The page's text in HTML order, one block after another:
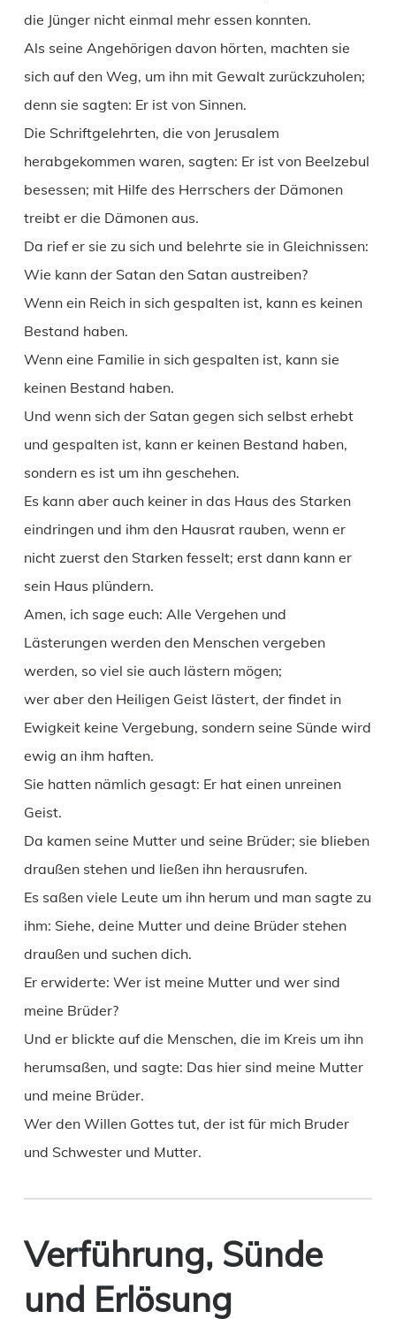
die Jünger nicht einmal mehr essen konnten.
Als seine Angehörigen davon hörten, machten sie
sich auf den Weg, um ihn mit Gewalt zurückzuholen;
denn sie sagten: Er ist von Sinnen.
Die Schriftgelehrten, die von Jerusalem
herabgekommen waren, sagten: Er ist von Beelzebul
besessen; mit Hilfe des Herrschers der Dämonen
treibt er die Dämonen aus.
Da rief er sie zu sich und belehrte sie in Gleichnissen:
Wie kann der Satan den Satan austreiben?
Wenn ein Reich in sich gespalten ist, kann es keinen
Bestand haben.
Wenn eine Familie in sich gespalten ist, kann sie
keinen Bestand haben.
Und wenn sich der Satan gegen sich selbst erhebt
und gespalten ist, kann er keinen Bestand haben,
sondern es ist um ihn geschehen.
Es kann aber auch keiner in das Haus des Starken
eindringen und ihm den Hausrat rauben, wenn er
nicht zuerst den Starken fesselt; erst dann kann er
sein Haus plündern.
Amen, ich sage euch: Alle Vergehen und
Lästerungen werden den Menschen vergeben
werden, so viel sie auch lästern mögen;
wer aber den Heiligen Geist lästert, der findet in
Ewigkeit keine Vergebung, sondern seine Sünde wird
ewig an ihm haften.
Sie hatten nämlich gesagt: Er hat einen unreinen
Geist.
Da kamen seine Mutter und seine Brüder; sie blieben
draußen stehen und ließen ihn herausrufen.
Es saßen viele Leute um ihn herum und man sagte zu
ihm: Siehe, deine Mutter und deine Brüder stehen
draußen und suchen dich.
Er erwiderte: Wer ist meine Mutter und wer sind
meine Brüder?
Und er blickte auf die Menschen, die im Kreis um ihn
herumsaßen, und sagte: Das hier sind meine Mutter
und meine Brüder.
Wer den Willen Gottes tut, der ist für mich Bruder
und Schwester und Mutter.
Verführung, Sünde
und Erlösung